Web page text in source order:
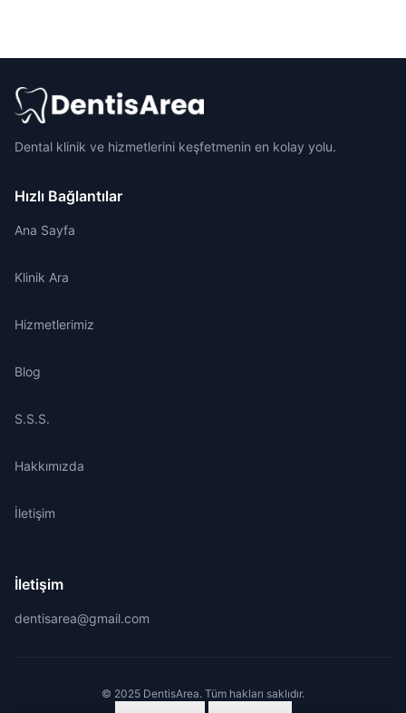
Dental klinik ve hizmetlerini keşfetmenin en kolay yolu.
Hızlı Bağlantılar
Ana Sayfa
Klinik Ara
Hizmetlerimiz
Blog
S.S.S.
Hakkımızda
İletişim
İletişim
dentisarea@gmail.com
© 2025 DentisArea. Tüm hakları saklıdır.